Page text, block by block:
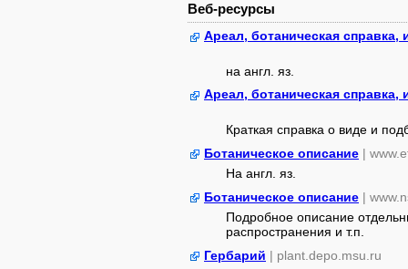
Веб-ресурсы
Ареал, ботаническая
на англ. яз.
Ареал, ботаническая
Краткая справка о виде и
Ботаническое описание |
На англ. яз.
Ботаническое описание |
Подробное описание
распространения и т.п.
Гербарий | plant.depo.msu.ru